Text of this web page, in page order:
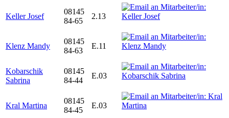
Keller Josef
08145
84-65
2.13
Klenz Mandy
08145
84-63
E.11
Kobarschik
Sabrina
08145
84-44
E.03
Kral Martina
08145
84-45
E.03